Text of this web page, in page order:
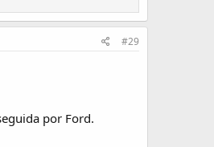
#29
por Ford.